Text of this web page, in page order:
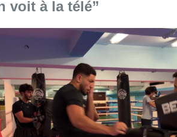
voit à la télé”